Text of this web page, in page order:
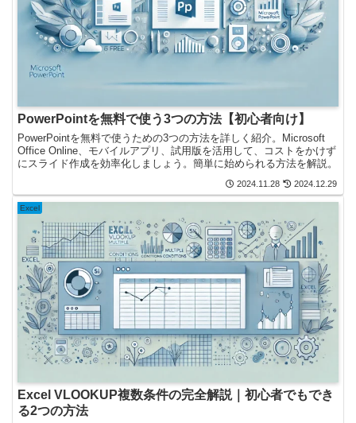
PowerPointを無料で使う3つの方法【初心者向け】
PowerPointを無料で使うための3つの方法を詳しく紹介。Microsoft
Office Online、モバイルアプリ、試用版を活用して、コストをかけず
にスライド作成を効率化しましょう。簡単に始められる方法を解説。
2024.11.28 2024.12.29
Excel
Excel VLOOKUP複数条件の完全解説｜初心者でもでき
る2つの方法